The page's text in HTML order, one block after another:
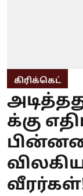
கிரிக்கெட்
க்கு